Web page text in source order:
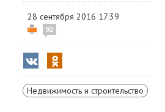
28 сентября 2016 17:39
92
Недвижимость и строительство